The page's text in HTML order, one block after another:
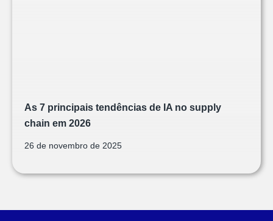
As 7 principais tendências de IA no supply
chain em 2026
26 de novembro de 2025